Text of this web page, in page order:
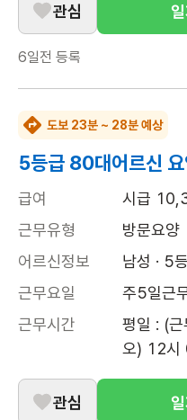
관심
6일전 등록
도보 23분 ~ 28분 예상
5등급 80대어르신 요
급여
시급
근무유형
방문요양
어르신정보
남성 · 5
근무요일
주5일근
근무시간
평일 : (
오) 12시
관심